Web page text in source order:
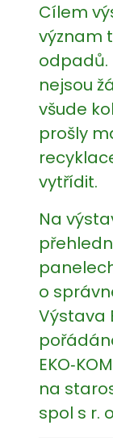
Cílem
význam
odpadů.
nejsou
všude
prošly
vytřídit.
Na
o
Výstava
na
spol s r.